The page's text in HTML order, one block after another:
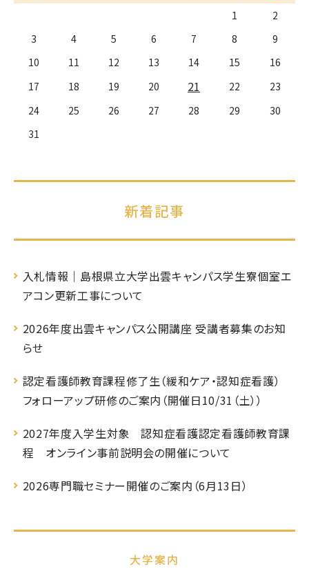
1
2
3
4 5 6 7 8
9
10
11 12 13 14 15
16
17
18 19 20 21 22
23
24
25 26 27 28 29
30
31
新着記事
入札情報｜島根県立大学出雲キャンパス学生寮個室エ
アコン更新工事について
2026年度出雲キャンパス公開講座 受講者募集のお知
らせ
認定看護師教育課程修了生（緩和ケア・認知症看護）
フォローアップ研修のご案内（開催日10/31（土））
2027年度入学生対象 認知症看護認定看護師教育課
程 オンライン事前説明会の開催について
2026専門職セミナー開催のご案内（6月13日）
大学案内